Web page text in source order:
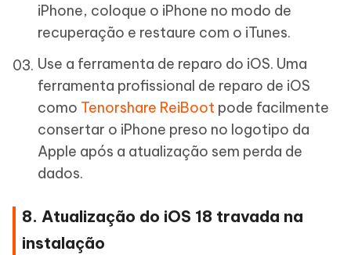
iPhone, coloque o iPhone no modo de
recuperação e restaure com o iTunes.
Use a ferramenta de reparo do iOS. Uma
ferramenta profissional de reparo de iOS
como Tenorshare ReiBoot pode facilmente
consertar o iPhone preso no logotipo da
Apple após a atualização sem perda de
dados.
8. Atualização do iOS 18 travada na
instalação